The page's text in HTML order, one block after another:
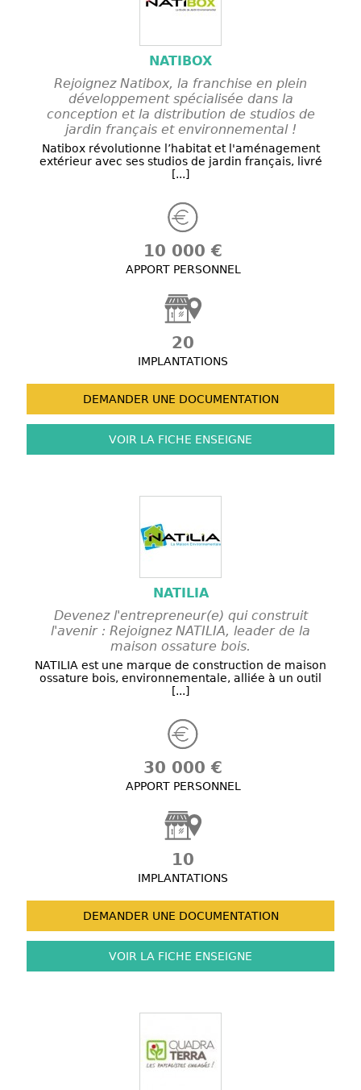
NATIBOX
Rejoignez Natibox, la franchise en plein
développement spécialisée dans la
conception et la distribution de studios de
jardin français et environnemental !
Natibox révolutionne l’habitat et l'aménagement
extérieur avec ses studios de jardin français, livré
[...]
10 000 €
APPORT PERSONNEL
20
IMPLANTATIONS
DEMANDER UNE DOCUMENTATION
VOIR LA FICHE ENSEIGNE
NATILIA
Devenez l'entrepreneur(e) qui construit
l'avenir : Rejoignez NATILIA, leader de la
maison ossature bois.
NATILIA est une marque de construction de maison
ossature bois, environnementale, alliée à un outil
[...]
30 000 €
APPORT PERSONNEL
10
IMPLANTATIONS
DEMANDER UNE DOCUMENTATION
VOIR LA FICHE ENSEIGNE